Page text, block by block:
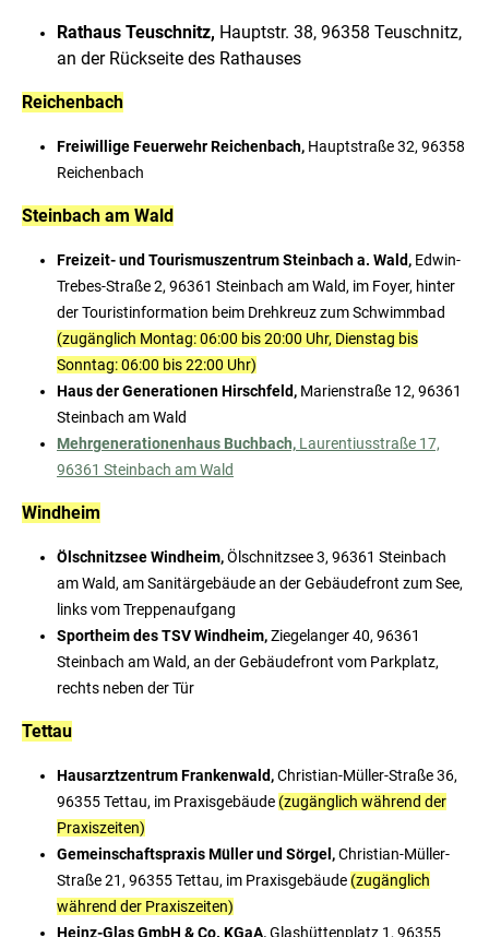
Rathaus Teuschnitz, Hauptstr. 38, 96358 Teuschnitz,
an der Rückseite des Rathauses
Reichenbach
Freiwillige Feuerwehr Reichenbach, Hauptstraße 32, 96358
Reichenbach
Steinbach am Wald
Freizeit- und Tourismuszentrum Steinbach a. Wald, Edwin-
Trebes-Straße 2, 96361 Steinbach am Wald, im Foyer, hinter
der Touristinformation beim Drehkreuz zum Schwimmbad
(zugänglich Montag: 06:00 bis 20:00 Uhr, Dienstag bis
Sonntag: 06:00 bis 22:00 Uhr)
Haus der Generationen Hirschfeld, Marienstraße 12, 96361
Steinbach am Wald
Mehrgenerationenhaus Buchbach, Laurentiusstraße 17,
96361 Steinbach am Wald
Windheim
Ölschnitzsee Windheim,Ölschnitzsee 3, 96361 Steinbach
am Wald, am Sanitärgebäude an der Gebäudefront zum See,
links vom Treppenaufgang
Sportheim des TSV Windheim,Ziegelanger 40, 96361
Steinbach am Wald, an der Gebäudefront vom Parkplatz,
rechts neben der Tür
Tettau
Hausarztzentrum Frankenwald,Christian-Müller-Straße 36,
96355 Tettau, im Praxisgebäude (zugänglich während der
Praxiszeiten)
Gemeinschaftspraxis Müller und Sörgel,Christian-Müller-
Straße 21, 96355 Tettau, im Praxisgebäude (zugänglich
während der Praxiszeiten)
Heinz-Glas GmbH & Co. KGaA,Glashüttenplatz 1, 96355